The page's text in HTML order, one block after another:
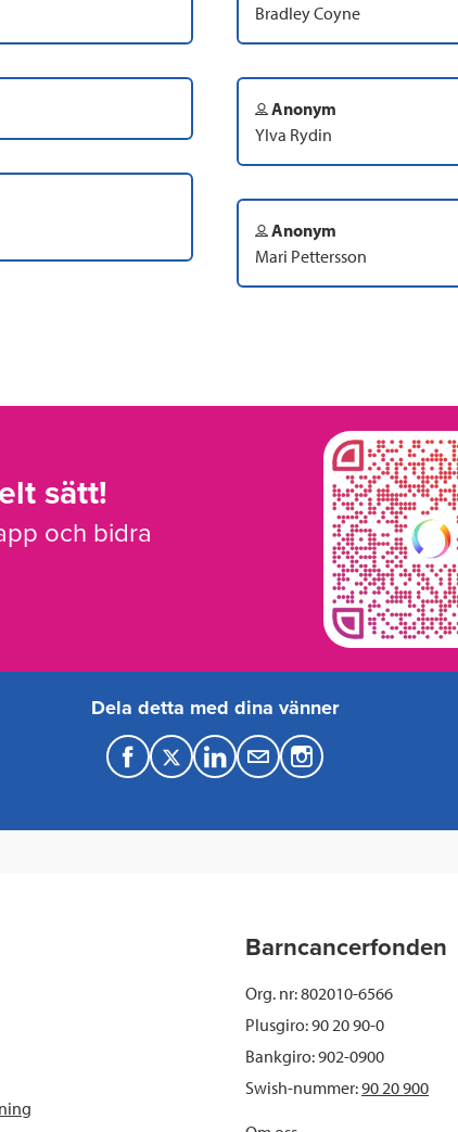
Bradley Coyne
Anonym
Ylva Rydin
Anonym
Mari Pettersson
sätt!
och bidra
Dela detta med dina vänner
F
T
L
M
Barncancerfonden
Org. nr: 802010-6566
Plusgiro: 90 20 90-0
Bankgiro: 902-0900
Swish-nummer:90 20 900